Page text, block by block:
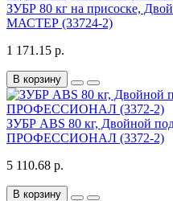
ЗУБР 80 кг на присоске,
МАСТЕР (33724-2)
1 171.15 р.
В корзину
ЗУБР ABS 80 кг, Двойной
ПРОФЕССИОНАЛ (3372-2)
5 110.68 р.
В корзину